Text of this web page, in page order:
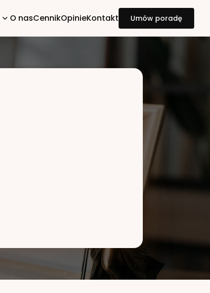
O nasCennikOpinieKontakt Umów poradę